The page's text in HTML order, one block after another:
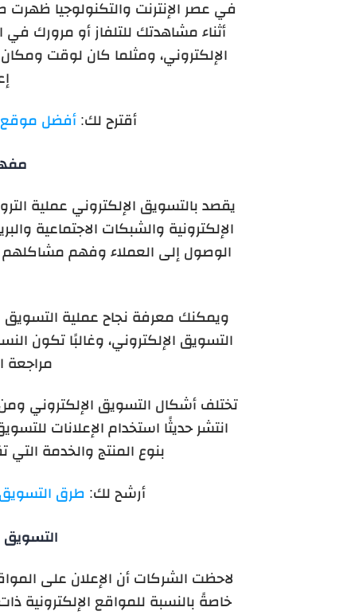
في عصر الإنترنت والتكنولوجيا ظهرت
أثناء مشاهدتك للتلفاز أو مرورك في
الإلكتروني، ومثلما كان لوقت
أقترح لك: أفضل موقع
يقصد بالتسويق الإلكتروني عملية
الإلكترونية والشبكات الاجتماعية
الوصول إلى العملاء وفهم مشاكلهم
ويمكنك معرفة نجاح عملية التسويق
مراجعة
تختلف أشكال التسويق الإلكتروني ومن
انتشر حديثًا استخدام الإعلانات
بنوع المنتج والخدمة
أرشح لك: طرق التسويق
التسويق
لاحظت الشركات أن الإعلان على
خاصةً بالنسبة للمواقع الإلكترونية